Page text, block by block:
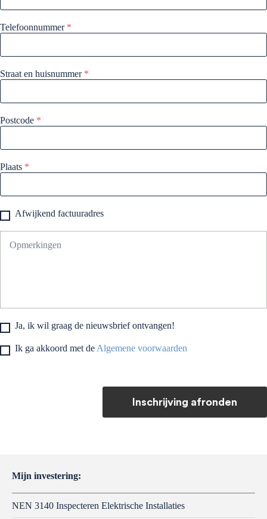
Telefoonnummer *
Straat en huisnummer *
Postcode *
Plaats *
Afwijkend factuuradres
Ja, ik wil graag de nieuwsbrief ontvangen!
Ik ga akkoord met de Algemene voorwaarden
Inschrijving afronden
Mijn investering:
NEN 3140 Inspecteren Elektrische Installaties